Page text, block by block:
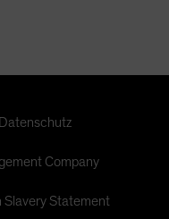
Datenschutz
Company
Slavery Statement